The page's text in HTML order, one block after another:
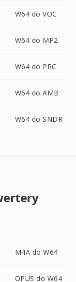
W64 do VOC
W64 do MP2
W64 do PRC
W64 do AMB
W64 do SNDR
M4A do W64
OPUS do W64